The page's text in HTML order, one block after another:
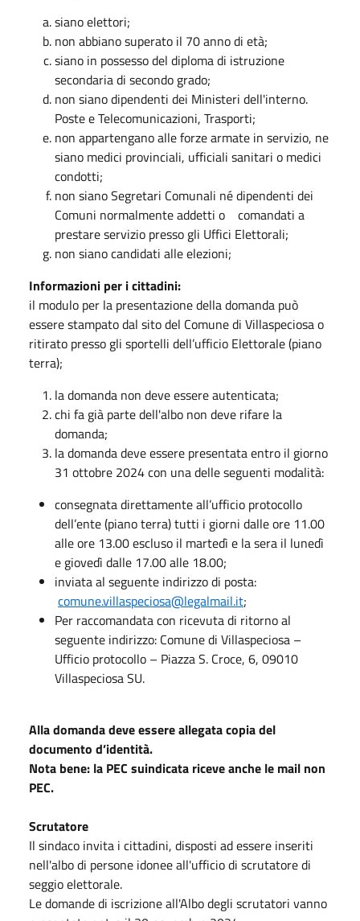
siano elettori;
non abbiano superato il 70 anno di età;
siano in possesso del diploma di istruzione
secondaria di secondo grado;
non siano dipendenti dei Ministeri dell'interno.
Poste e Telecomunicazioni, Trasporti;
non appartengano alle forze armate in servizio, ne
siano medici provinciali, ufficiali sanitari o medici
condotti;
non siano Segretari Comunali né dipendenti dei
Comuni normalmente addetti o comandati a
prestare servizio presso gli Uffici Elettorali;
non siano candidati alle elezioni;
Informazioni per i cittadini:
il modulo per la presentazione della domanda può
essere stampato dal sito del Comune di Villaspeciosa o
ritirato presso gli sportelli dell’ufficio Elettorale (piano
terra);
la domanda non deve essere autenticata;
chi fa già parte dell'albo non deve rifare la
domanda;
la domanda deve essere presentata entro il giorno
31 ottobre 2024 con una delle seguenti modalità:
consegnata direttamente all’ufficio protocollo
dell’ente (piano terra) tutti i giorni dalle ore 11.00
alle ore 13.00 escluso il martedì e la sera il lunedì
e giovedì dalle 17.00 alle 18.00;
inviata al seguente indirizzo di posta:
comune.villaspeciosa@legalmail.it;
Per raccomandata con ricevuta di ritorno al
seguente indirizzo: Comune di Villaspeciosa –
Ufficio protocollo – Piazza S. Croce, 6, 09010
Villaspeciosa SU.
Alla domanda deve essere allegata copia del
documento d’identità.
Nota bene: la PEC suindicata riceve anche le mail non
PEC.
Scrutatore
Il sindaco invita i cittadini, disposti ad essere inseriti
nell'albo di persone idonee all'ufficio di scrutatore di
seggio elettorale.
Le domande di iscrizione all'Albo degli scrutatori vanno